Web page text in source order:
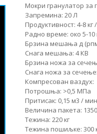
Мокри гранулатор за
Запремина: 20 Л
Продуктивност: 4-8 кг
Радно време: око 5-
Брзина мешања д
Снага мешања: 4 КВ
Брзина ножа за
Снага ножа за
Компресован ваздух:
Потрошња: >0,5 МПа
Притисак: 0,15 м3 / мин
Величина пакета:
Тежина: 220 кг
Тежина пошиљке: 300